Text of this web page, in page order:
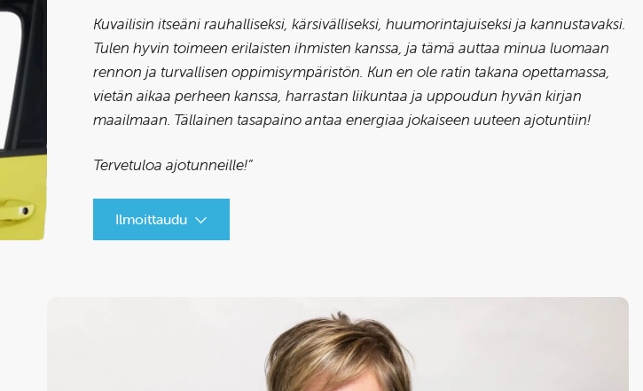
Kuvailisin itseäni rauhalliseksi, kärsivälliseksi, huumorintajuiseksi ja kannustavaksi.
Tulen hyvin toimeen erilaisten ihmisten kanssa, ja tämä auttaa minua luomaan
rennon ja turvallisen oppimisympäristön. Kun en ole ratin takana opettamassa,
vietän aikaa perheen kanssa, harrastan liikuntaa ja uppoudun hyvän kirjan
maailmaan. Tällainen tasapaino antaa energiaa jokaiseen uuteen ajotuntiin!
Tervetuloa ajotunneille!”
Ilmoittaudu